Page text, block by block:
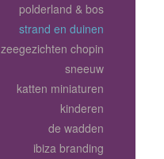
polderland & bos
strand en duinen
zeegezichten chopin
sneeuw
katten miniaturen
kinderen
de wadden
ibiza branding